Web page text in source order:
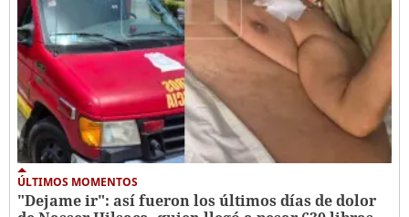
ÚLTIMOS MOMENTOS
"Dejame ir": así fueron los últimos días de dolor